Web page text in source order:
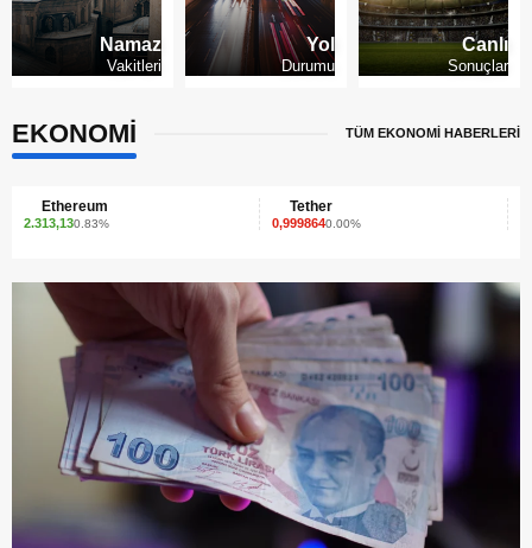
Namaz
Vakitleri
Yol
Durumu
Canlı
Sonuçlar
EKONOMİ TÜM EKONOMİ HABERLERİ